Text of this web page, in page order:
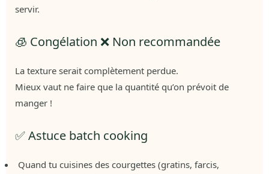
servir.
🧊 Congélation ❌ Non recommandée
La texture serait complètement perdue.
Mieux vaut ne faire que la quantité qu’on prévoit de
manger !
✅ Astuce batch cooking
Quand tu cuisines des courgettes (gratins, farcis,